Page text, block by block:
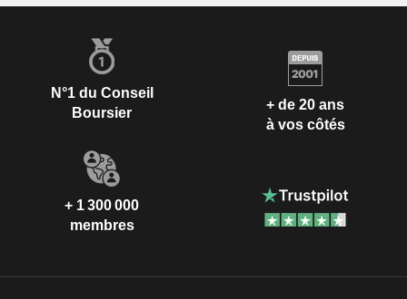
N°1 du Conseil
Boursier
+ de 20 ans
à vos côtés
+ 1 300 000
membres